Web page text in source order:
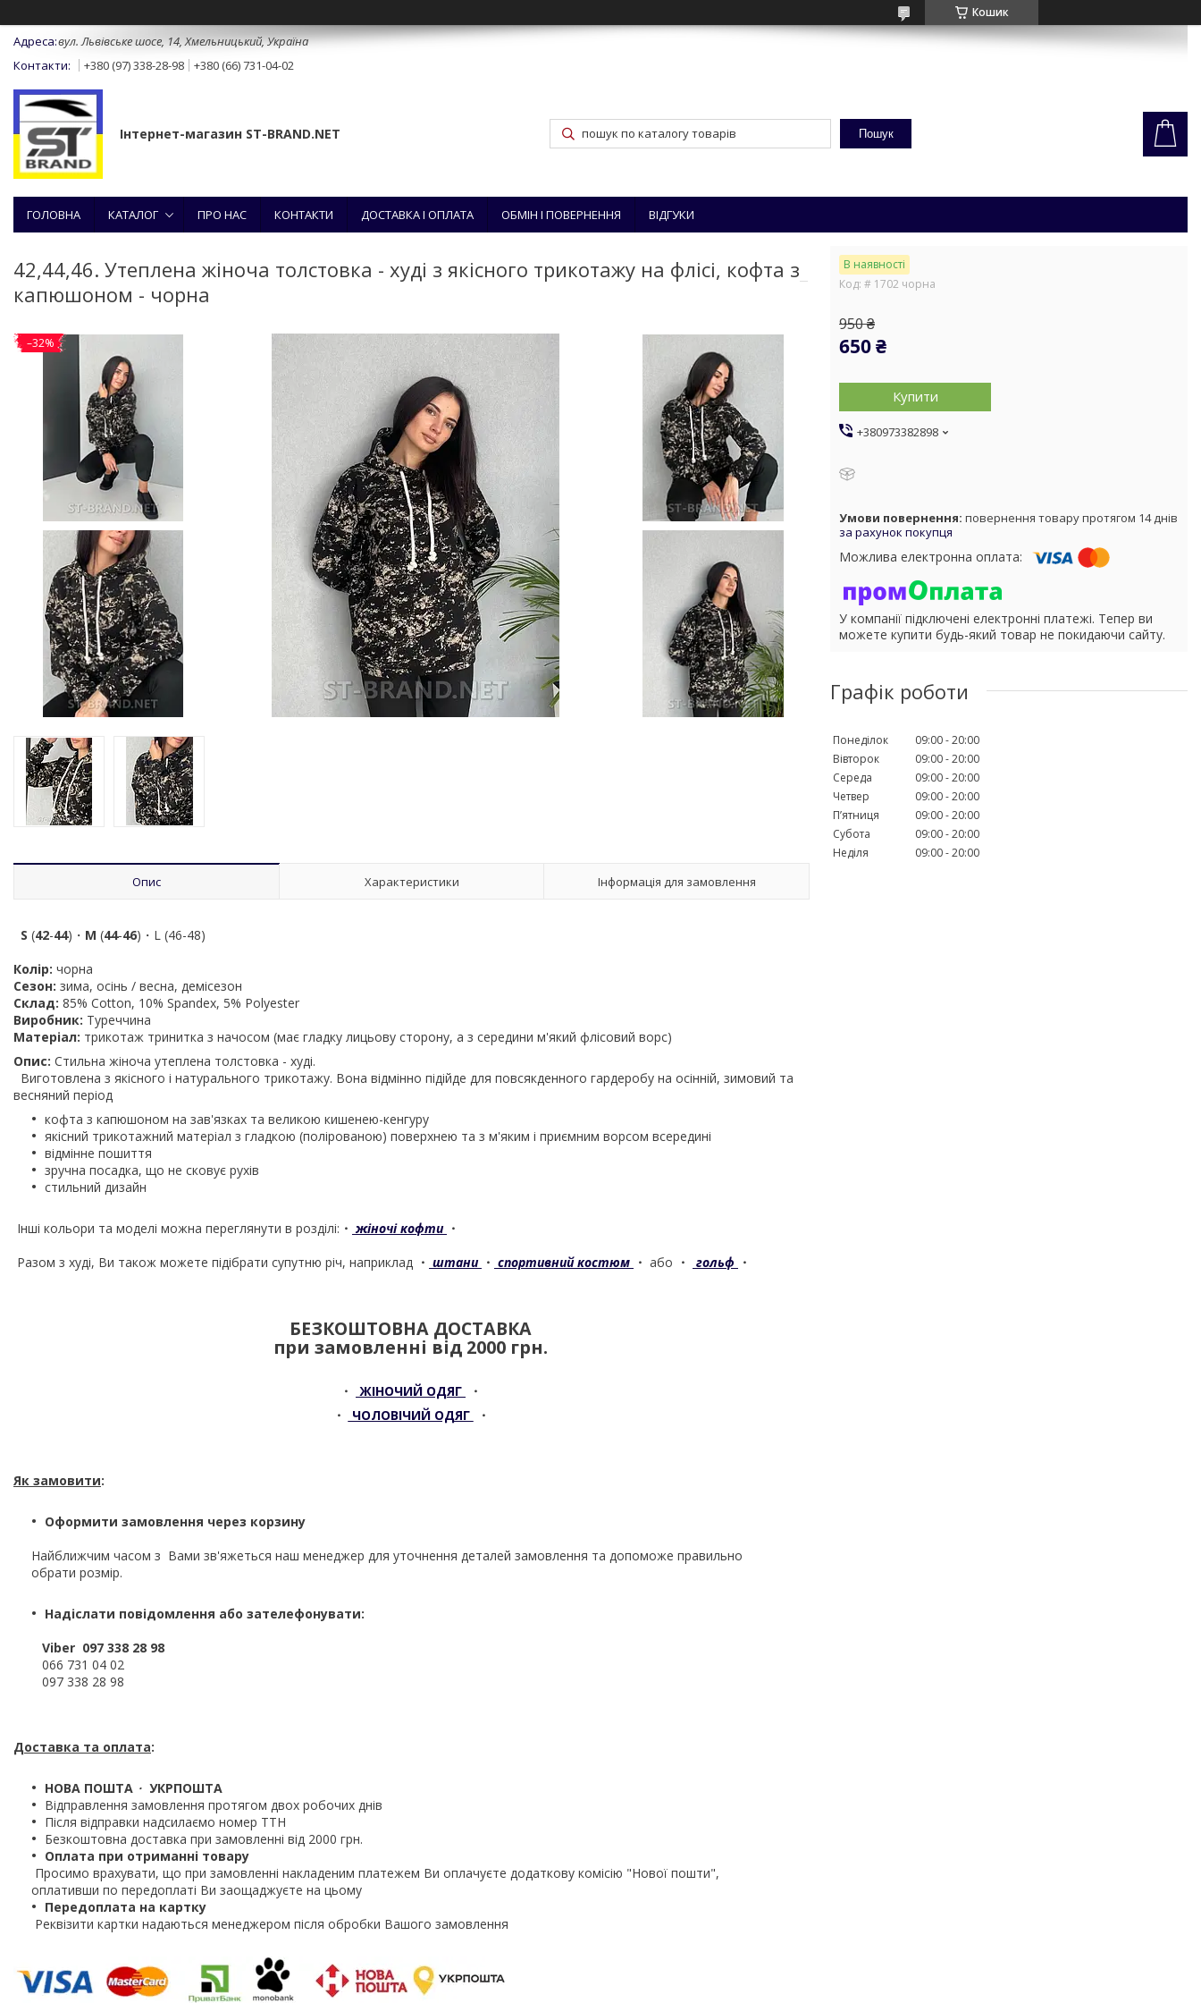
Кошик
вул. Львівське шосе, 14, Хмельницький, Україна
+380 (97) 338-28-98
+380 (66) 731-04-02
Інтернет-магазин ST-BRAND.NET Пошук
ГОЛОВНА КАТАЛОГ ПРО НАС КОНТАКТИ ДОСТАВКА І ОПЛАТА ОБМІН І ПОВЕРНЕННЯ ВІДГУКИ
42,44,46. Утеплена жіноча толстовка - худі з якісного трикотажу на флісі, кофта з
капюшоном - чорна
–32%
Опис Характеристики Інформація для замовлення
S (42-44)・ M (44-46) ・L (46-48)
Колір: чорна
Сезон: зима, осінь / весна, демісезон
Склад: 85% Cotton, 10% Spandex, 5% Polyester
Виробник: Туреччина
Матеріал: трикотаж тринитка з начосом (має гладку лицьову сторону, а з середини м'який флісовий ворс)
Опис: Стильна жіноча утеплена толстовка - худі.
Виготовлена з якісного і натурального трикотажу. Вона відмінно підійде для повсякденного гардеробу на осінній, зимовий та
весняний період
кофта з капюшоном на зав'язках та великою кишенею-кенгуру
якісний трикотажний матеріал з гладкою (полірованою) поверхнею та з м'яким і приємним ворсом всередині
відмінне пошиття
зручна посадка, що не сковує рухів
стильний дизайн
Інші кольори та моделі можна переглянути в розділі: ・ жіночі кофти ・
Разом з худі, Ви також можете підібрати супутню річ, наприклад ・ штани ・ спортивний костюм ・ або ・ гольф ・
БЕЗКОШТОВНА ДОСТАВКА
при замовленні від 2000 грн.
・ ЖІНОЧИЙ ОДЯГ
・
・
ЧОЛОВІЧИЙ ОДЯГ ・
Як замовити:
Оформити замовлення через корзину
Найближчим часом з Вами зв'яжеться наш менеджер для уточнення деталей замовлення та допоможе правильно
обрати розмір.
Надіслати повідомлення або зателефонувати:
Viber 097 338 28 98
066 731 04 02
097 338 28 98
Доставка та оплата:
НОВА ПОШТА ・ УКРПОШТА
Відправлення замовлення протягом двох робочих днів
Після відправки надсилаємо номер ТТН
Безкоштовна доставка при замовленні від 2000 грн.
Оплата при отриманні товару
Просимо врахувати, що при замовленні накладеним платежем Ви оплачуєте додаткову комісію "Нової пошти",
оплативши по передоплаті Ви заощаджуєте на цьому
Передоплата на картку
Реквізити картки надаються менеджером після обробки Вашого замовлення
В наявності
Код: # 1702 чорна
950 ₴
650 ₴
Купити
+380973382898
повернення товару протягом 14 днів
за рахунок покупця
У компанії підключені електронні платежі. Тепер ви
можете купити будь-який товар не покидаючи сайту.
Графік роботи
Понеділок 09:00 20:00
Вівторок
09:00 20:00
Середа
09:00 20:00
Четвер
09:00 20:00
Пʼятниця
09:00 20:00
Субота
09:00 20:00
Неділя
09:00 20:00